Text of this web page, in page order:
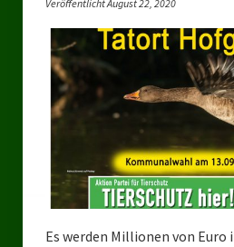
Unsere Verbände
Bezirksverbände
Bezirksverband Ruhrparlamenrt
Bezirksverband Mettmann
Kreisverbände
Veröffentlicht August 22, 2020
Es werden Millionen von Euro